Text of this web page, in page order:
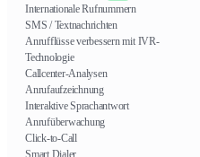
Internationale Rufnummern
SMS / Textnachrichten
Anrufflüsse verbessern mit IVR-
Technologie
Callcenter-Analysen
Anrufaufzeichnung
Interaktive Sprachantwort
Anrufüberwachung
Click-to-Call